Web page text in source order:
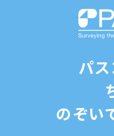
パス
のぞい